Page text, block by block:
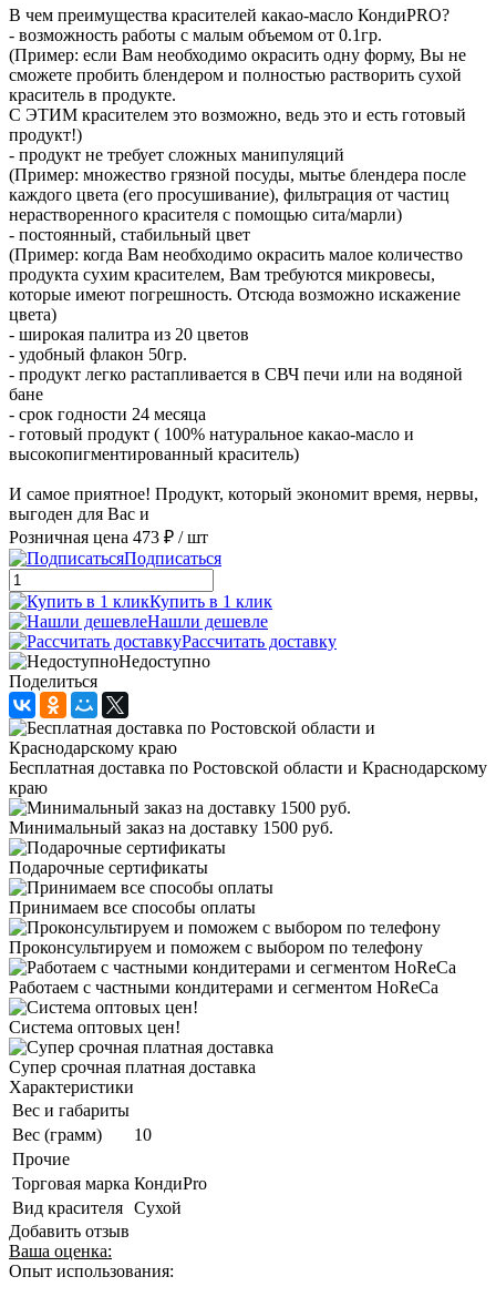
В чем преимущества красителей какао-масло КондиPRO?
- возможность работы с малым объемом от 0.1гр.
(Пример: если Вам необходимо окрасить одну форму, Вы не
сможете пробить блендером и полностью растворить сухой
краситель в продукте.
С ЭТИМ красителем это возможно, ведь это и есть готовый
продукт!)
- продукт не требует сложных манипуляций
(Пример: множество грязной посуды, мытье блендера после
каждого цвета (его просушивание), фильтрация от частиц
нерастворенного красителя с помощью сита/марли)
- постоянный, стабильный цвет
(Пример: когда Вам необходимо окрасить малое количество
продукта сухим красителем, Вам требуются микровесы,
которые имеют погрешность. Отсюда возможно искажение
цвета)
- широкая палитра из 20 цветов
- удобный флакон 50гр.
- продукт легко растапливается в СВЧ печи или на водяной
бане
- срок годности 24 месяца
- готовый продукт ( 100% натуральное какао-масло и
высокопигментированный краситель)
И самое приятное! Продукт, который экономит время, нервы,
выгоден для Вас и
Розничная цена 473 ₽ / шт
Подписаться
Купить в 1 клик
Нашли дешевле
Рассчитать доставку
Недоступно
Поделиться
Бесплатная доставка по Ростовской области и Краснодарскому
краю
Минимальный заказ на доставку 1500 руб.
Подарочные сертификаты
Принимаем все способы оплаты
Проконсультируем и поможем с выбором по телефону
Работаем с частными кондитерами и сегментом HoReCa
Система оптовых цен!
Супер срочная платная доставка
Характеристики
Вес и габариты
Вес (грамм)
10
Прочие
Торговая марка КондиPro
Вид красителя Сухой
Добавить отзыв
Ваша оценка:
Опыт использования: